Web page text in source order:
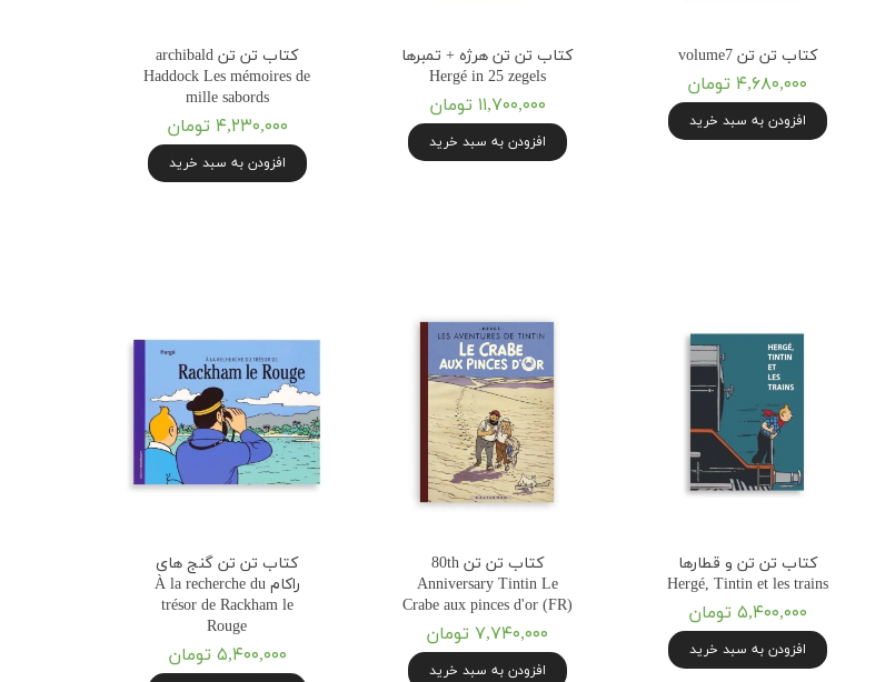
کتاب تن تن volume7
۴,۶۸۰,۰۰۰ تومان
افزودن به سبد خرید
کتاب تن تن هرژه + تمبرها
Hergé in 25 zegels
۱۱,۷۰۰,۰۰۰ تومان
افزودن به سبد خرید
کتاب تن تن archibald
Haddock Les mémoires de
mille sabords
۴,۲۳۰,۰۰۰ تومان
افزودن به سبد خرید
کتاب تن تن و قطارها
Hergé, Tintin et les trains
۵,۴۰۰,۰۰۰ تومان
افزودن به سبد خرید
کتاب تن تن 80th
Anniversary Tintin Le
Crabe aux pinces d'or (FR)
۷,۷۴۰,۰۰۰ تومان
افزودن به سبد خرید
کتاب تن تن گنج های
راکام À la recherche du
trésor de Rackham le
Rouge
۵,۴۰۰,۰۰۰ تومان